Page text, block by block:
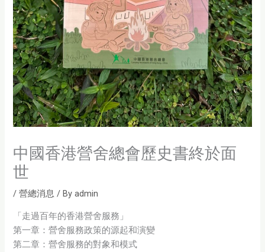
中國香港營舍總會歷史書終於面
世
/營總消息 / Byadmin
「走過百年的香港營舍服務」
第一章：營舍服務政策的源起和演變
第二章：營舍服務的對象和模式